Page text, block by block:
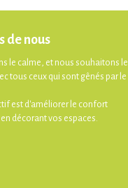
de nous
le calme, et nous souhaitons le
tous ceux qui sont gênés par le
est d'améliorer le confort
décorant vos espaces.